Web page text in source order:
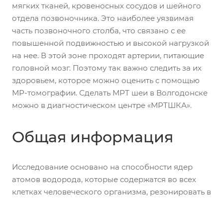
мягких тканей, кровеносных сосудов и шейного
отдела позвоночника. Это наиболее уязвимая
часть позвоночного столба, что связано с ее
повышенной подвижностью и высокой нагрузкой
на нее. В этой зоне проходят артерии, питающие
головной мозг. Поэтому так важно следить за их
здоровьем, которое можно оценить с помощью
МР-томографии. Сделать МРТ шеи в Волгодонске
можно в диагностическом центре «МРТШКА».
Общая информация
Исследование основано на способности ядер
атомов водорода, которые содержатся во всех
клетках человеческого организма, резонировать в